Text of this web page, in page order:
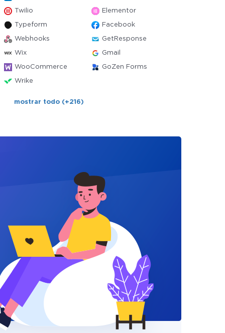
Twilio Elementor
Typeform Facebook
Webhooks GetResponse
Wix Gmail
WooCommerce GoZen Forms
Wrike
mostrar todo (+216)